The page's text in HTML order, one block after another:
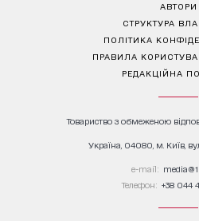
АВТОРИ
СТРУКТУРА
ПОЛІТИКА
ПРАВИЛА
РЕДАКЦІЙНА
Товариство з обмеженою
Україна, 04080, м. Київ,
е-mail:
Телефон: +38 044